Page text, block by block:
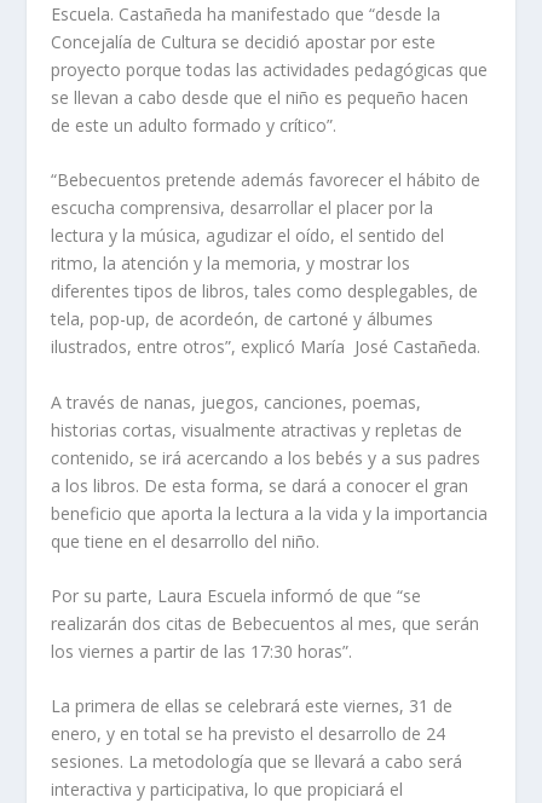
Escuela. Castañeda ha manifestado que “desde la
Concejalía de Cultura se decidió apostar por este
proyecto porque todas las actividades pedagógicas que
se llevan a cabo desde que el niño es pequeño hacen
de este un adulto formado y crítico”.
“Bebecuentos pretende además favorecer el hábito de
escucha comprensiva, desarrollar el placer por la
lectura y la música, agudizar el oído, el sentido del
ritmo, la atención y la memoria, y mostrar los
diferentes tipos de libros, tales como desplegables, de
tela, pop-up, de acordeón, de cartoné y álbumes
ilustrados, entre otros”, explicó María José Castañeda.
A través de nanas, juegos, canciones, poemas,
historias cortas, visualmente atractivas y repletas de
contenido, se irá acercando a los bebés y a sus padres
a los libros. De esta forma, se dará a conocer el gran
beneficio que aporta la lectura a la vida y la importancia
que tiene en el desarrollo del niño.
Por su parte, Laura Escuela informó de que “se
realizarán dos citas de Bebecuentos al mes, que serán
los viernes a partir de las 17:30 horas”.
La primera de ellas se celebrará este viernes, 31 de
enero, y en total se ha previsto el desarrollo de 24
sesiones. La metodología que se llevará a cabo será
interactiva y participativa, lo que propiciará el